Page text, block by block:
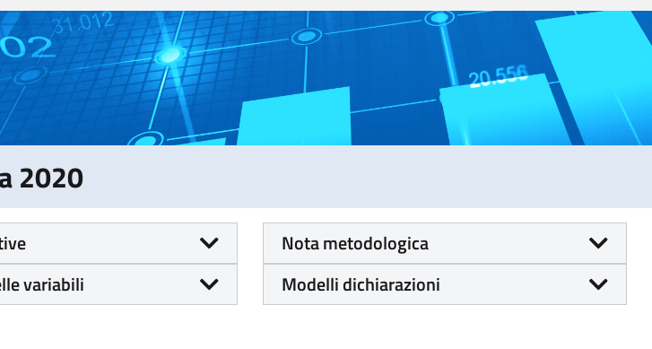
2020
Nota metodologica
variabili Modelli dichiarazioni